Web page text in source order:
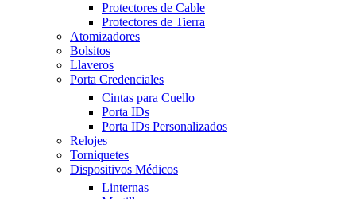
Protectores de Cable
Protectores de Tierra
Atomizadores
Bolsitos
Llaveros
Porta Credenciales
Cintas para Cuello
Porta IDs
Porta IDs Personalizados
Relojes
Torniquetes
Dispositivos Médicos
Linternas